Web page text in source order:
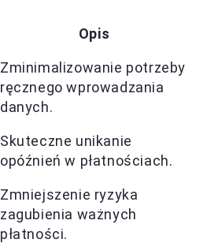
Opis
Zminimalizowanie potrzeby
ręcznego wprowadzania
danych.
Skuteczne unikanie
opóźnień w płatnościach.
Zmniejszenie ryzyka
zagubienia ważnych
płatności.